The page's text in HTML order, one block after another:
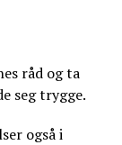
råd og ta
seg trygge.
også i